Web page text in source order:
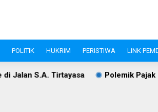
POLITIK HUKRIM PERISTIWA LINK
Polemik Pajak Tol